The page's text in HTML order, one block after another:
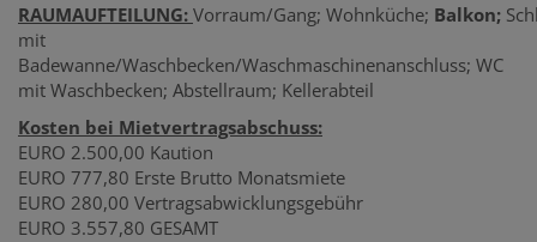
RAUMAUFTEILUNG: Vorraum/Gang; Wohnküche; Balkon;
mit
Badewanne/Waschbecken/Waschmaschinenanschluss; WC
mit Waschbecken; Abstellraum; Kellerabteil
Kosten bei Mietvertragsabschuss:
EURO 2.500,00 Kaution
EURO 777,80 Erste Brutto Monatsmiete
EURO 280,00 Vertragsabwicklungsgebühr
EURO 3.557,80 GESAMT